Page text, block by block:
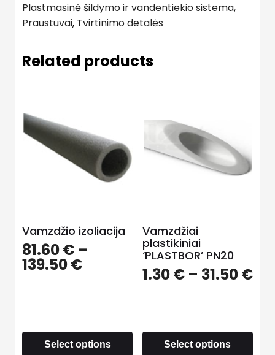
Plastmasinė šildymo ir vandentiekio sistema,
Praustuvai, Tvirtinimo detalės
Related products
Vamzdžio izoliacija
81.60€ –
139.50€
Select options
Vamzdžiai
plastikiniai
‘PLASTBOR’ PN20
1.30€– 31.50€
Select options